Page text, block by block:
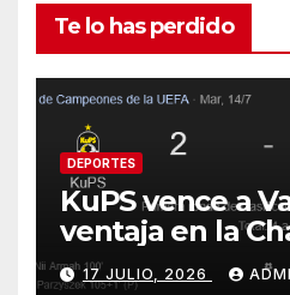
Te lo has perdido
DEPORTES
KuPS vence a
ventaja en la
League
17 JULIO, 2026